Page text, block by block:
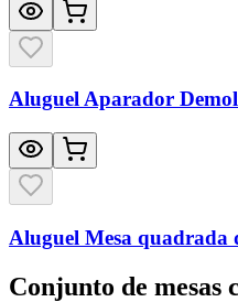
Aluguel Aparador
Aluguel Mesa quadrada
Conjunto de mesas